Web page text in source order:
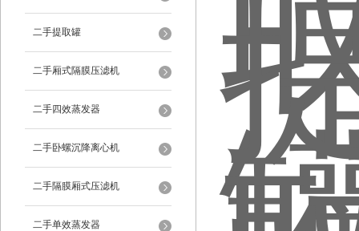
二手提取罐
二手厢式隔膜压滤机
二手四效蒸发器
二手卧螺沉降离心机
二手隔膜厢式压滤机
二手单效蒸发器